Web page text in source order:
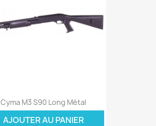
Cyma M3 S90 Long Métal
AJOUTER AU PANIER